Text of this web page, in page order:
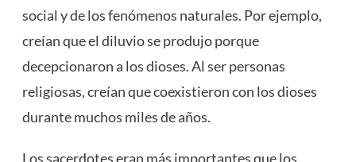
social y de los fenómenos naturales. Por ejemplo,
creían que el diluvio se produjo porque
decepcionaron a los dioses. Al ser personas
religiosas, creían que coexistieron con los dioses
durante muchos miles de años.
Los sacerdotes eran más importantes que los